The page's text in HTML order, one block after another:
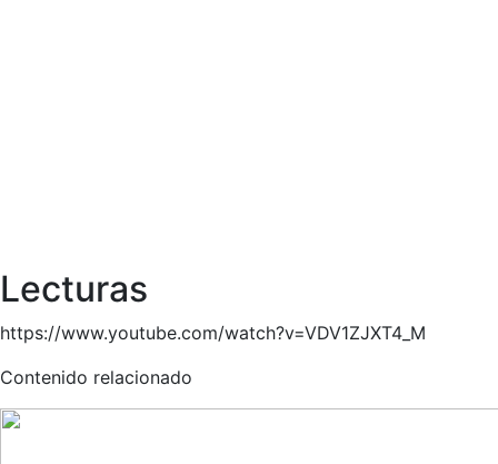
Lecturas
https://www.youtube.com/watch?v=VDV1ZJXT4_M
Contenido relacionado